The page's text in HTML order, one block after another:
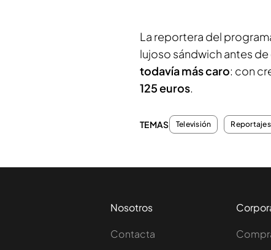
La reportera del
lujoso sándwich antes
todavía más caro: con
125 euros.
TEMAS Televisión Reportajes
Nosotros
Contacta